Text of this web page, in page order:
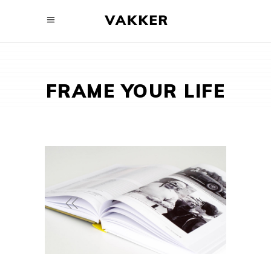
FRAME YOUR LIFE